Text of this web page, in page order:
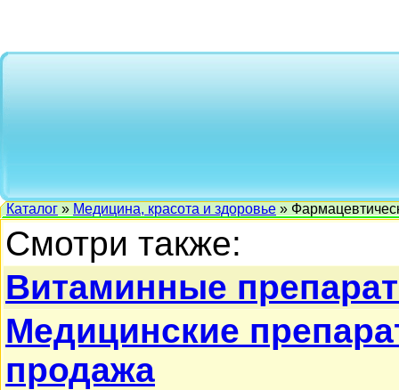
Каталог » Медицина, красота и здоровье »
Смотри также:
Витаминные
Медицинские
продажа